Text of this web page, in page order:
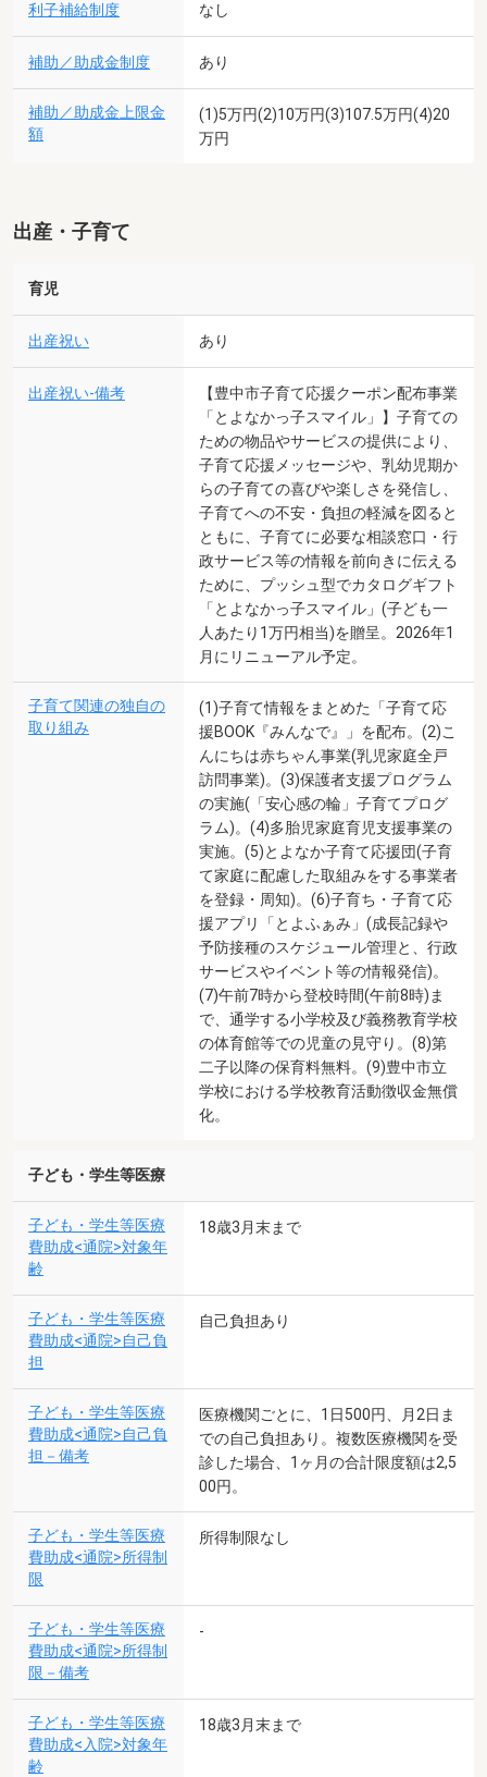
利子補給制度 なし
補助／助成金制度 あり
補助／助成金上限金
額
(1)5万円(2)10万円(3)107.5万円(4)20
万円
出産・子育て
育児
出産祝い あり
出産祝い-備考
【豊中市子育て応援クーポン配布事業
「とよなかっ子スマイル」】子育ての
ための物品やサービスの提供により、
子育て応援メッセージや、乳幼児期か
らの子育ての喜びや楽しさを発信し、
子育てへの不安・負担の軽減を図ると
ともに、子育てに必要な相談窓口・行
政サービス等の情報を前向きに伝える
ために、プッシュ型でカタログギフト
「とよなかっ子スマイル」(子ども一
人あたり1万円相当)を贈呈。2026年1
月にリニューアル予定。
子育て関連の独自の
取り組み
(1)子育て情報をまとめた「子育て応
援BOOK『みんなで』」を配布。(2)こ
んにちは赤ちゃん事業(乳児家庭全戸
訪問事業)。(3)保護者支援プログラム
の実施(「安心感の輪」子育てプログ
ラム)。(4)多胎児家庭育児支援事業の
実施。(5)とよなか子育て応援団(子育
て家庭に配慮した取組みをする事業者
を登録・周知)。(6)子育ち・子育て応
援アプリ「とよふぁみ」(成長記録や
予防接種のスケジュール管理と、行政
サービスやイベント等の情報発信)。
(7)午前7時から登校時間(午前8時)ま
で、通学する小学校及び義務教育学校
の体育館等での児童の見守り。(8)第
二子以降の保育料無料。(9)豊中市立
学校における学校教育活動徴収金無償
化。
子ども・学生等医療
子ども・学生等医療
費助成<通院>対象年
齢
18歳3月末まで
子ども・学生等医療
費助成<通院>自己負
担
自己負担あり
子ども・学生等医療
費助成<通院>自己負
担－備考
医療機関ごとに、1日500円、月2日ま
での自己負担あり。複数医療機関を受
診した場合、1ヶ月の合計限度額は2,5
00円。
子ども・学生等医療
費助成<通院>所得制
限
所得制限なし
子ども・学生等医療
費助成<通院>所得制
限－備考
-
子ども・学生等医療
費助成<入院>対象年
齢
18歳3月末まで